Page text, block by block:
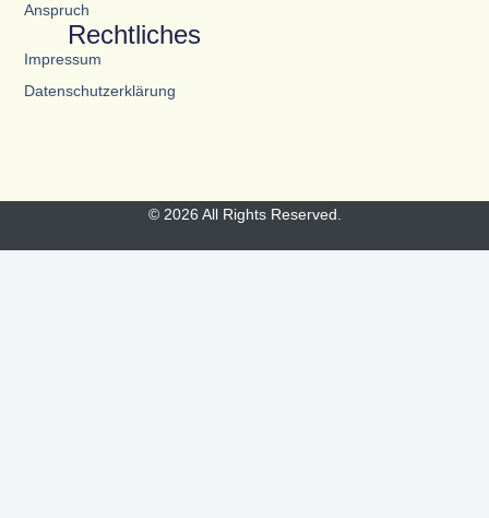
Anspruch
Rechtliches
Impressum
Datenschutzerklärung
© 2026 All Rights Reserved.